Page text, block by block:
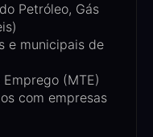
Petróleo, Gás
e municipais de
(MTE)
com empresas